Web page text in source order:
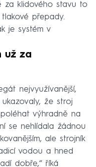
za klidového stavu to
přepady.
je systém v
už za
nejvyužívanější,
že stroj
výhradně na
se nehlídala žádnou
ale strojník
vodou a hned
dobře,“ říká